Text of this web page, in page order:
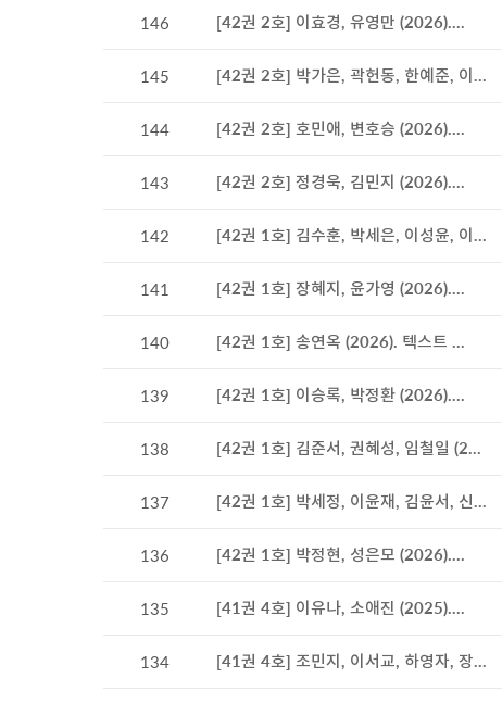
146 [42권 2호] 이효경, 유영만 (2026)....
145 [42권 2호] 박가은, 곽헌동, 한예준, 이...
144 [42권 2호] 호민애, 변호승 (2026)....
143 [42권 2호] 정경욱, 김민지 (2026)....
142 [42권 1호] 김수훈, 박세은, 이성윤, 이...
141 [42권 1호] 장혜지, 윤가영 (2026)....
140 [42권 1호] 송연옥 (2026). 텍스트 ...
139 [42권 1호] 이승록, 박정환 (2026)....
138 [42권 1호] 김준서, 권혜성, 임철일 (2...
137 [42권 1호] 박세정, 이윤재, 김윤서, 신...
136 [42권 1호] 박정현, 성은모 (2026)....
135 [41권 4호] 이유나, 소애진 (2025)....
134 [41권 4호] 조민지, 이서교, 하영자, 장...